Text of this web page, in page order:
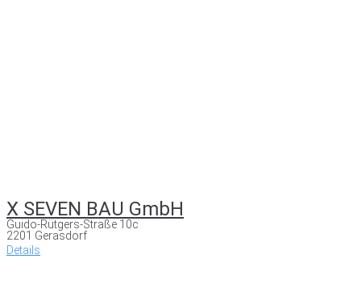
X SEVEN BAU GmbH
Guido-Rütgers-Straße 10c
2201 Gerasdorf
Details